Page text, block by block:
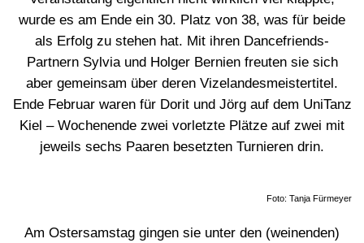
wurde es am Ende ein 30. Platz von 38, was für beide
als Erfolg zu stehen hat. Mit ihren Dancefriends-
Partnern Sylvia und Holger Bernien freuten sie sich
aber gemeinsam über deren Vizelandesmeistertitel.
Ende Februar waren für Dorit und Jörg auf dem UniTanz
Kiel – Wochenende zwei vorletzte Plätze auf zwei mit
jeweils sechs Paaren besetzten Turnieren drin.
Foto: Tanja Fürmeyer
Am Ostersamstag gingen sie unter den (weinenden)